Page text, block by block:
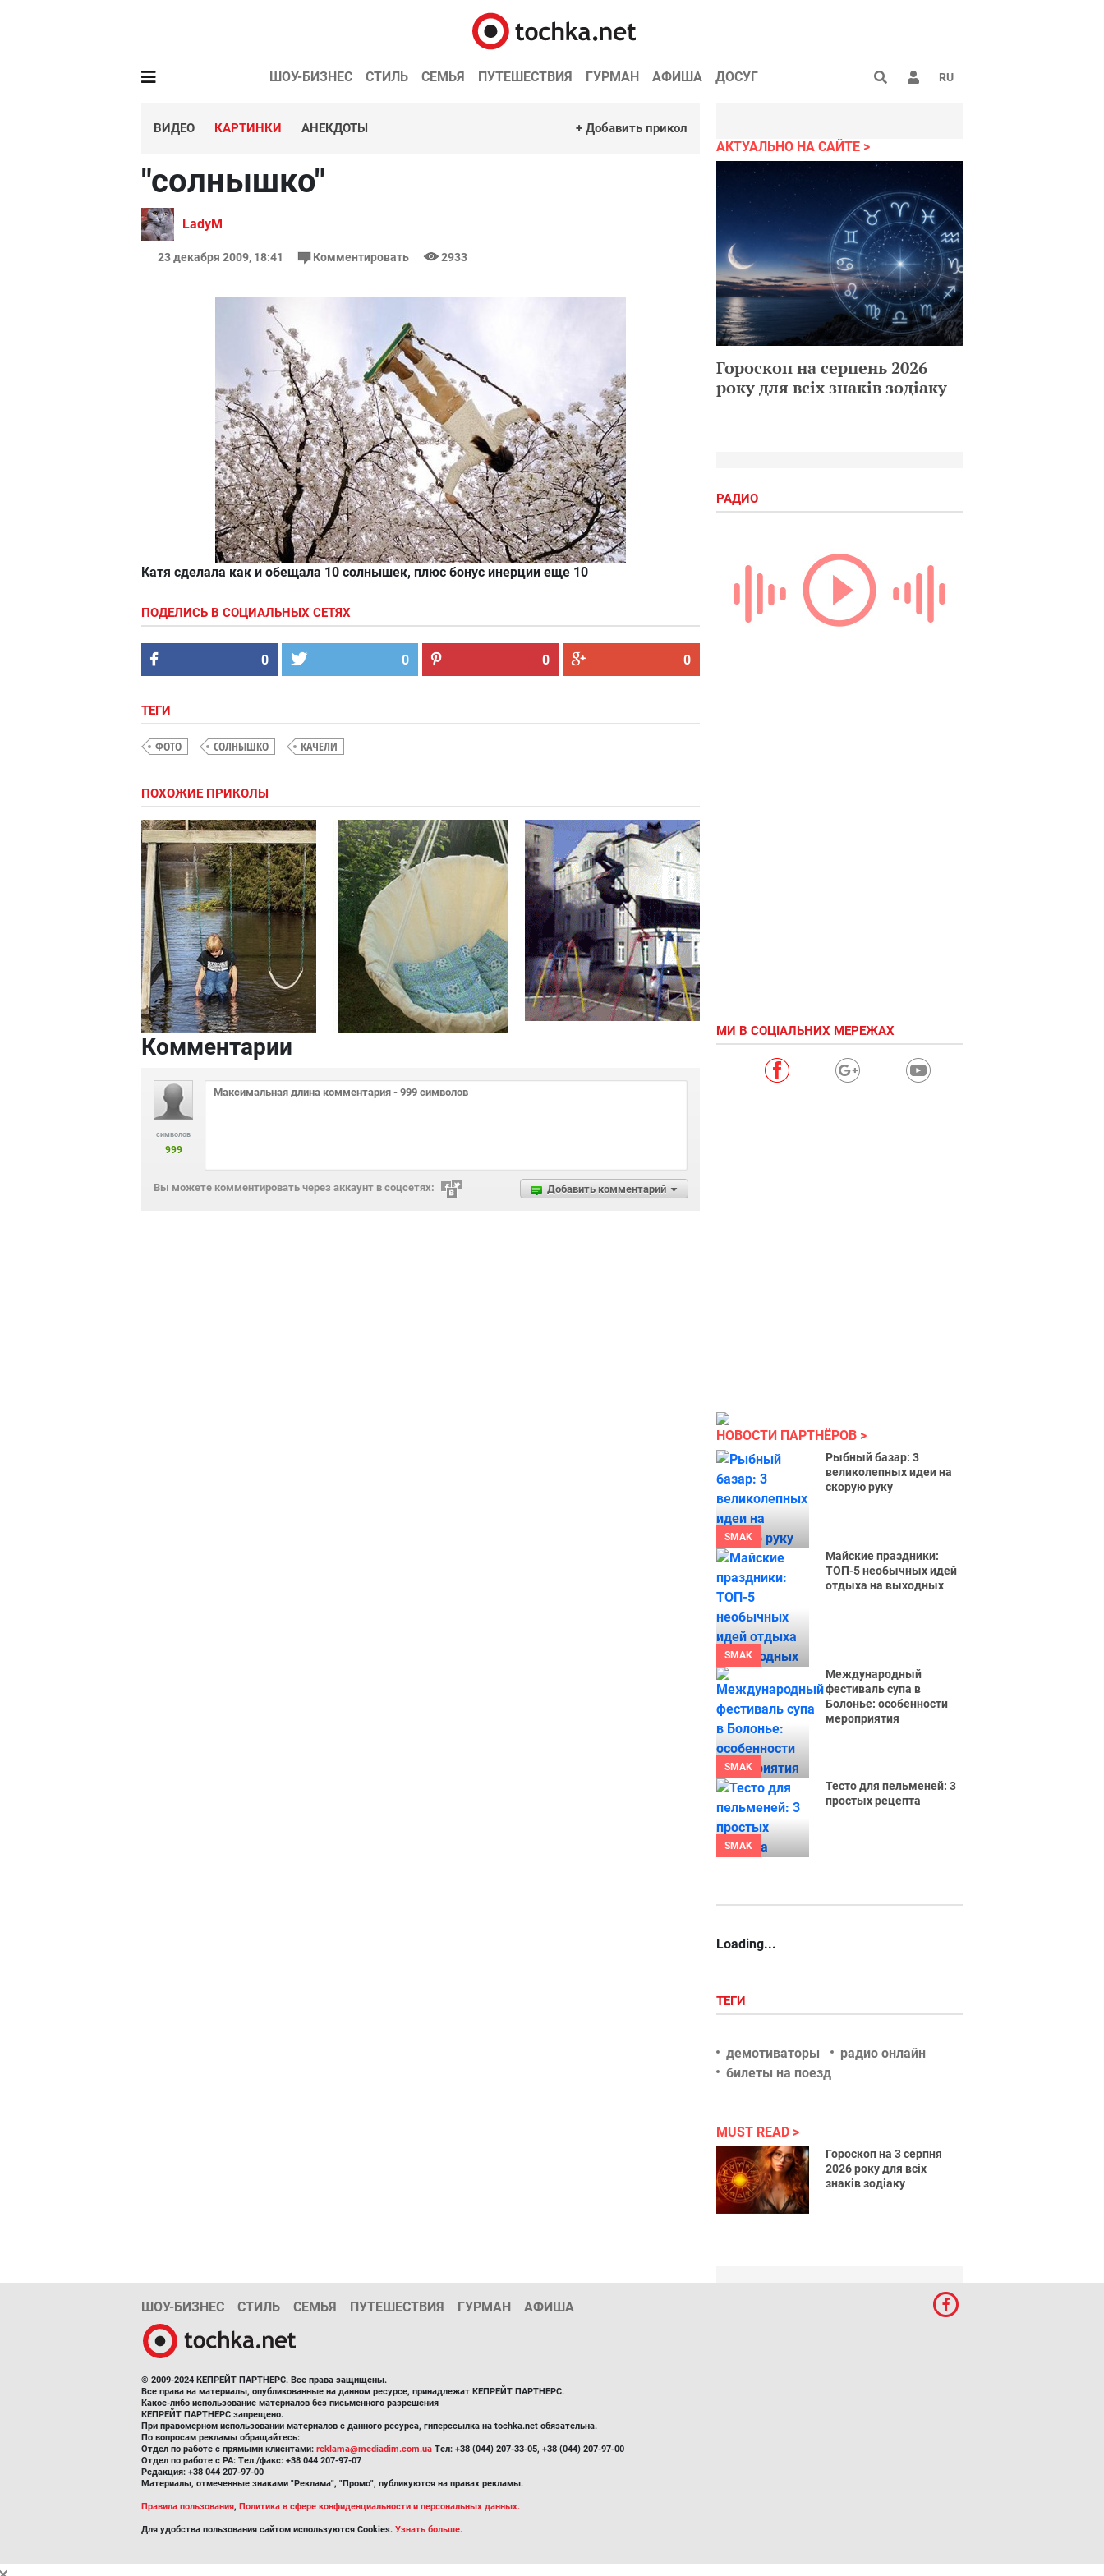
ШОУ-БИЗНЕС СТИЛЬ СЕМЬЯ ПУТЕШЕСТВИЯ ГУРМАН АФИША ДОСУГ RU
ВИДЕО КАРТИНКИ АНЕКДОТЫ + Добавить прикол
"солнышко"
LadyM
23 декабря 2009, 18:41 Комментировать 2933
Катя сделала как и обещала 10 солнышек, плюс бонус инерции еще 10
ПОДЕЛИСЬ В СОЦИАЛЬНЫХ СЕТЯХ
0 0 0 0
ТЕГИ
ФОТО СОЛНЫШКО КАЧЕЛИ
ПОХОЖИЕ ПРИКОЛЫ
произвольный
аквапарк
хэхэй =)
Делаем
нереальный
гамочек на
дачу
Комментарии
символов
999
Добавить комментарий
Вы можете комментировать через аккаунт в соцсетях:
АКТУАЛЬНО НА САЙТЕ
Гороскоп на серпень 2026
року для всіх знаків зодіаку
РАДИО
МИ В СОЦІАЛЬНИХ МЕРЕЖАХ
НОВОСТИ ПАРТНЁРОВ
SMAK
Рыбный базар: 3
великолепных идеи на
скорую руку
SMAK
Майские праздники:
ТОП-5 необычных идей
отдыха на выходных
SMAK
Международный
фестиваль супа в
Болонье: особенности
мероприятия
SMAK
Тесто для пельменей: 3
простых рецепта
Loading...
ТЕГИ
демотиваторы
радио онлайн
билеты на поезд
MUST READ
Гороскоп на 3 серпня
2026 року для всіх
знаків зодіаку
ШОУ-БИЗНЕС СТИЛЬ СЕМЬЯ ПУТЕШЕСТВИЯ ГУРМАН АФИША
© 2009-2024 КЕПРЕЙТ ПАРТНЕРС. Все права защищены.
Все права на материалы, опубликованные на данном ресурсе, принадлежат КЕПРЕЙТ ПАРТНЕРС.
Какое-либо использование материалов без письменного разрешения
КЕПРЕЙТ ПАРТНЕРС запрещено.
При правомерном использовании материалов с данного ресурса, гиперссылка на tochka.net обязательна.
По вопросам рекламы обращайтесь:
Отдел по работе с прямыми клиентами: reklama@mediadim.com.ua Тел: +38 (044) 207-33-05, +38 (044) 207-97-00
Отдел по работе с РА: Тел./факс: +38 044 207-97-07
Редакция: +38 044 207-97-00
Материалы, отмеченные знаками "Реклама", "Промо", публикуются на правах рекламы.
Правила пользования, Политика в сфере конфиденциальности и персональных данных.
Для удобства пользования сайтом используются Cookies. Узнать больше.